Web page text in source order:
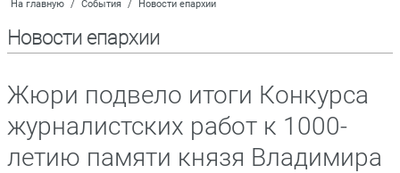
На главную / События / Новости епархии
Новости епархии
Жюри подвело итоги Конкурса
журналистских работ к 1000-
летию памяти князя Владимира